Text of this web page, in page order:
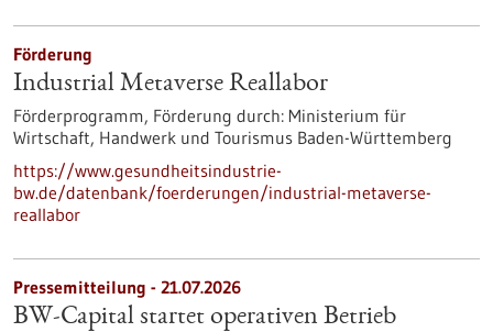
Förderung
Industrial Metaverse Reallabor
Förderprogramm, Förderung durch: Ministerium für
Wirtschaft, Handwerk und Tourismus Baden-Württemberg
https://www.gesundheitsindustrie-
bw.de/datenbank/foerderungen/industrial-metaverse-
reallabor
Pressemitteilung - 21.07.2026
BW-Capital startet operativen Betrieb